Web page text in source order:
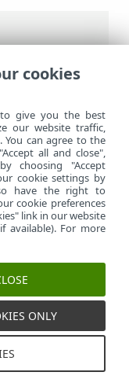
de bureau
Gérer les témoins
relative aux
cookies
give you the best
our website traffic,
You can agree to the
all and close",
choosing "Accept
cookie settings by
have the right to
cookie preferences
link in our website
available). For more
ONLY